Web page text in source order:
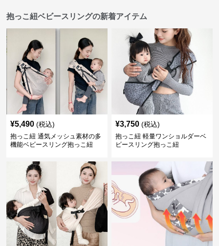
抱っこ紐ベビースリングの新着アイテム
¥5,490 (税込)
抱っこ紐 通気メッシュ素材の多
機能ベビースリング抱っこ紐
¥3,750 (税込)
抱っこ紐 軽量ワンショルダーベ
ビースリング抱っこ紐